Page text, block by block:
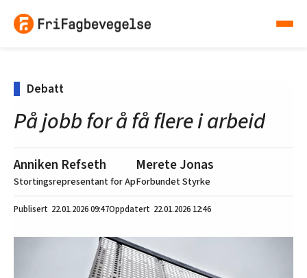
Debatt
På jobb for å få flere i arbeid
Anniken Refseth
Stortingsrepresentant for Ap
Merete Jonas
Forbundet Styrke
22.01.202609:47 22.01.2026 12:46